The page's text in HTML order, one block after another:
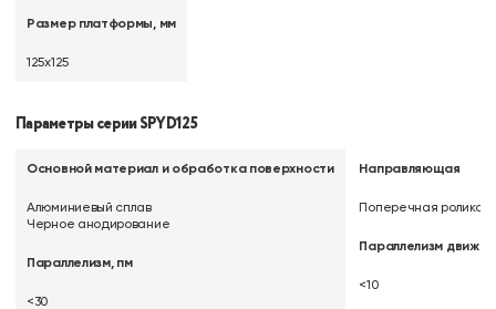
Размер платформы, мм
125х125
Параметры серии SPYD125
Основной материал и обработка поверхности
Алюминиевый сплав
Черное анодирование
Параллелизм, пм
<30
Направляющая
Поперечная
Параллелизм
<10